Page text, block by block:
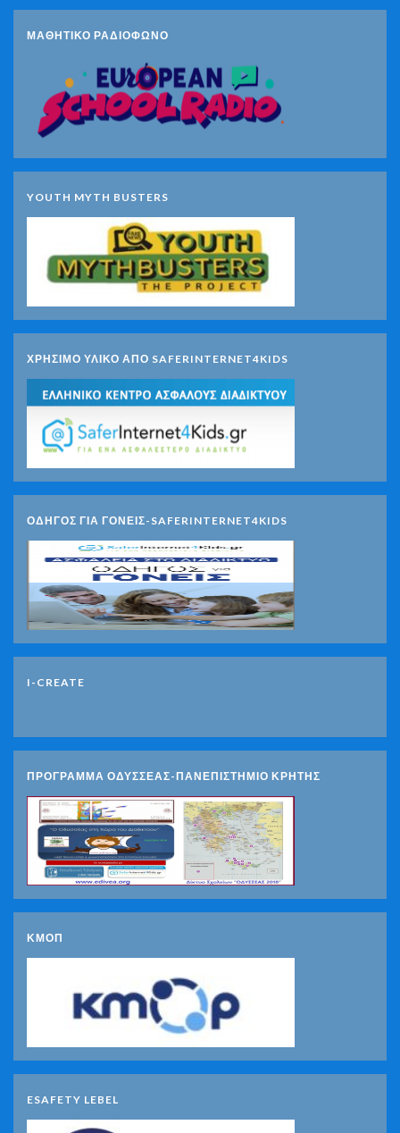
ΜΑΘΗΤΙΚΟ ΡΑΔΙΟΦΩΝΟ
YOUTH MYTH BUSTERS
ΧΡΗΣΙΜΟ ΥΛΙΚΟ ΑΠΟ SAFERINTERNET4KIDS
ΟΔΗΓΟΣ ΓΙΑ ΓΟΝΕΙΣ-SAFERINTERNET4KIDS
I-CREATE
ΠΡΟΓΡΑΜΜΑ ΟΔΥΣΣΕΑΣ-ΠΑΝΕΠΙΣΤΗΜΙΟ ΚΡΗΤΗΣ
ΚΜΟΠ
ESAFETY LEBEL